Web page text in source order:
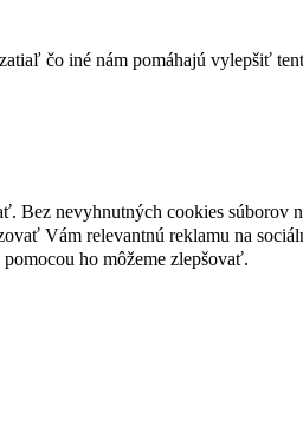
čo iné nám pomáhajú vylepšiť
Bez nevyhnutných cookies súborov
Vám relevantnú reklamu na
ho môžeme zlepšovať.